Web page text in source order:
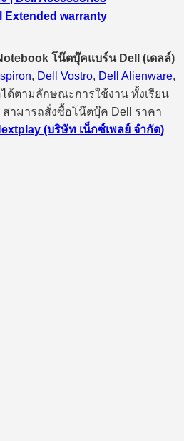
Extended warranty
โน๊ตบุ๊คแบร์น Dell (เดลล์)
, Dell Vostro, Dell Alienware,
ด้ตามลักษณะการใช้งาน ทั้งเรียน
สามารถสั่งซื้อโน๊ตบุ๊ค Dell ราคา
(บริษัท เน็กซ์เพลย์ จำกัด)